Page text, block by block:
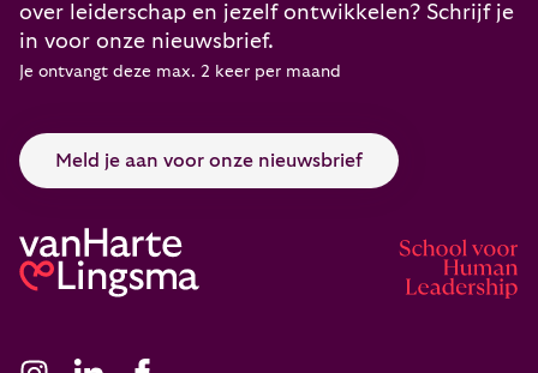
over leiderschap en jezelf ontwikkelen? Schrijf je
in voor onze nieuwsbrief.
Je ontvangt deze max. 2 keer per maand
Meld je aan voor onze nieuwsbrief